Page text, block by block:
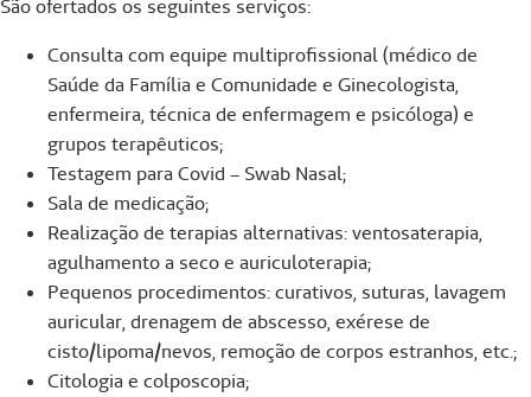
São ofertados os seguintes serviços:
Consulta com equipe multiprofissional (médico de
Saúde da Família e Comunidade e Ginecologista,
enfermeira, técnica de enfermagem e psicóloga) e
grupos terapêuticos;
Testagem para Covid – Swab Nasal;
Sala de medicação;
Realização de terapias alternativas: ventosaterapia,
agulhamento a seco e auriculoterapia;
Pequenos procedimentos: curativos, suturas, lavagem
auricular, drenagem de abscesso, exérese de
cisto/lipoma/nevos, remoção de corpos estranhos, etc.;
Citologia e colposcopia;